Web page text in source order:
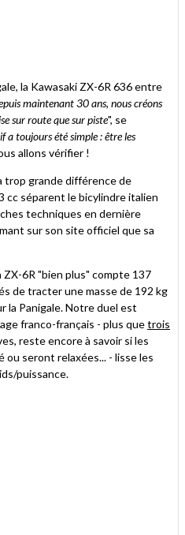
la Kawasaki ZX-6R 636 entre
maintenant 30 ans, nous créons
sur route que sur piste", se
a toujours été simple : être les
allons vérifier !
trop grande différence de
cc séparent le bicylindre italien
techniques en dernière
sur son site officiel que sa
ZX-6R "bien plus" compte 137
de tracter une masse de 192 kg
la Panigale. Notre duel est
franco-français - plus quetrois
reste encore à savoir si les
seront relaxées... - lisse les
puissance.